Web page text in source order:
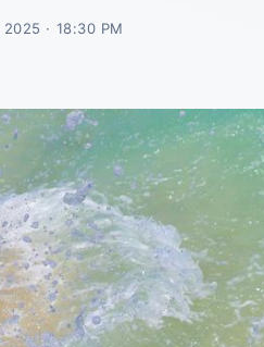
· 18:30 PM